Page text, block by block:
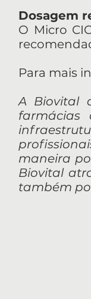
Dosagem
O Micro
Para mais
A Biovital
maneira
Biovital
também